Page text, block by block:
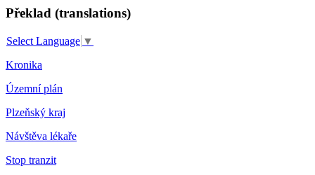
Překlad (translations)
Select Language ▼
Kronika
Územní plán
Plzeňský kraj
Návštěva lékaře
Stop tranzit